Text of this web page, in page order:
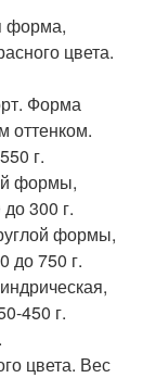
форма,
цвета.
Форма
оттенком.
г.
формы,
300 г.
формы,
до 750 г.
450 г.
цвета. Вес